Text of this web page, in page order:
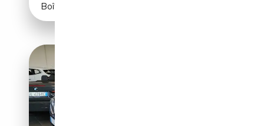
Boîte automatique